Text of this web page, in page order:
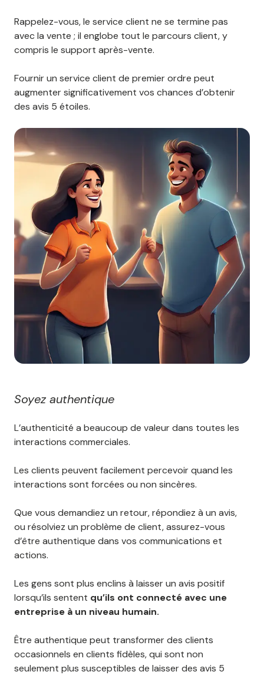
Rappelez-vous, le service client ne se termine pas
avec la vente ; il englobe tout le parcours client, y
compris le support après-vente.
Fournir un service client de premier ordre peut
augmenter significativement vos chances d’obtenir
des avis 5 étoiles.
Soyez authentique
L’authenticité a beaucoup de valeur dans toutes les
interactions commerciales.
Les clients peuvent facilement percevoir quand les
interactions sont forcées ou non sincères.
Que vous demandiez un retour, répondiez à un avis,
ou résolviez un problème de client, assurez-vous
d’être authentique dans vos communications et
actions.
Les gens sont plus enclins à laisser un avis positif
lorsqu’ils sentent qu’ils ont connecté avec une
entreprise à un niveau humain.
Être authentique peut transformer des clients
occasionnels en clients fidèles, qui sont non
seulement plus susceptibles de laisser des avis 5